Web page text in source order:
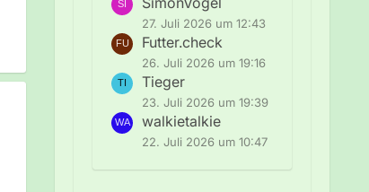
27. Juli 2026 um 12:43
Futter.check
26. Juli 2026 um 19:16
Tieger
23. Juli 2026 um 19:39
walkietalkie
22. Juli 2026 um 10:47